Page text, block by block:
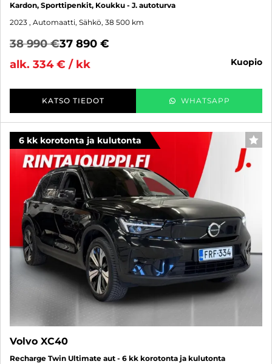
Kardon, Sporttipenkit, Koukku - J. autoturva
2023 , Automaatti, Sähkö, 38 500 km
38 990 €37 890 €
alk. 334 € / kk
kuopio
KATSO TIEDOT WHATSAPP
6 kk korotonta ja kulutonta
Volvo XC40
Recharge Twin Ultimate aut - 6 kk korotonta ja kulutonta